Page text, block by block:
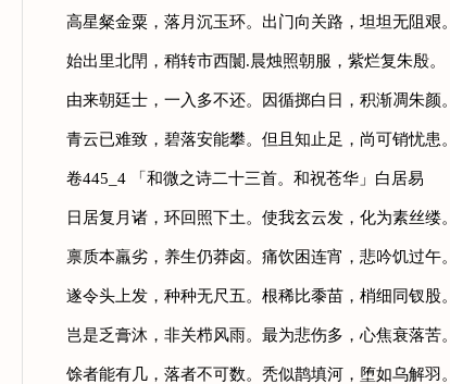
高星粲金粟，落月沉玉环。出门向关路，坦坦无阻艰。
始出里北閈，稍转市西闤.晨烛照朝服，紫烂复朱殷。
由来朝廷士，一入多不还。因循掷白日，积渐凋朱颜。
青云已难致，碧落安能攀。但且知止足，尚可销忧患。
卷445_4 「和微之诗二十三首。和祝苍华」白居易
日居复月诸，环回照下土。使我玄云发，化为素丝缕。
禀质本羸劣，养生仍莽卤。痛饮困连宵，悲吟饥过午。
遂令头上发，种种无尺五。根稀比黍苗，梢细同钗股。
岂是乏膏沐，非关栉风雨。最为悲伤多，心焦衰落苦。
馀者能有几，落者不可数。秃似鹊填河，堕如乌解羽。